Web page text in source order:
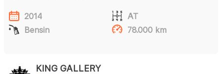
2014
AT
Bensin
78.000 km
KING GALLERY